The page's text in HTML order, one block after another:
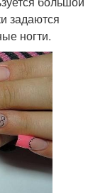
задаются
ногти.